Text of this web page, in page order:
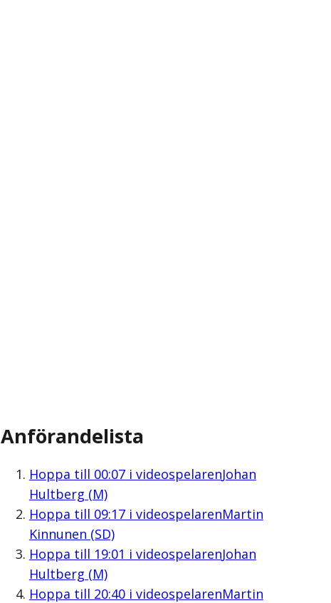
Anförandelista
Hoppa till 00:07i videospelarenJohan
Hultberg (M)
Hoppa till 09:17i videospelarenMartin
Kinnunen (SD)
Hoppa till 19:01 i videospelarenJohan
Hultberg (M)
Hoppa till 20:40i videospelarenMartin